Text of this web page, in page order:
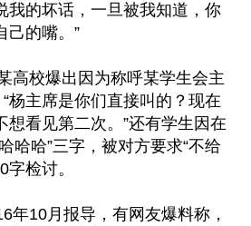
我的坏话，一旦被我知道，你
己的嘴。”
高校爆出因为称呼某学生会主
“杨主席是你们直接叫的？现在
想看见第二次。”还有学生因在
哈哈”三字，被对方要求“不给
检讨。
年10月报导，有网友爆料称，